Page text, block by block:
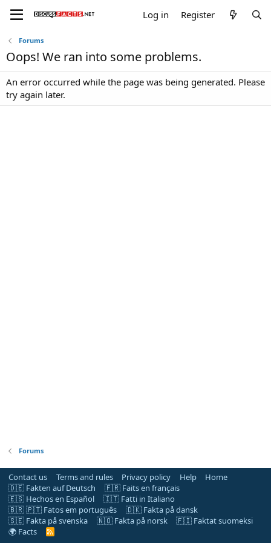
Log in Register
Forums
Oops! We ran into some problems.
An error occurred while the page was being generated. Please
try again later.
Forums
Contact us Terms and rules Privacy policy Help
Home
🇩🇪 Fakten auf Deutsch
🇫🇷 Faits en français
🇪🇸 Hechos en Español
🇮🇹 Fatti in Italiano
🇧🇷 🇵🇹 Fatos em português
🇩🇰 Fakta på dansk
🇸🇪 Fakta på svenska
🇳🇴 Fakta på norsk
🇫🇮 Faktat suomeksi
🌍 Facts
R